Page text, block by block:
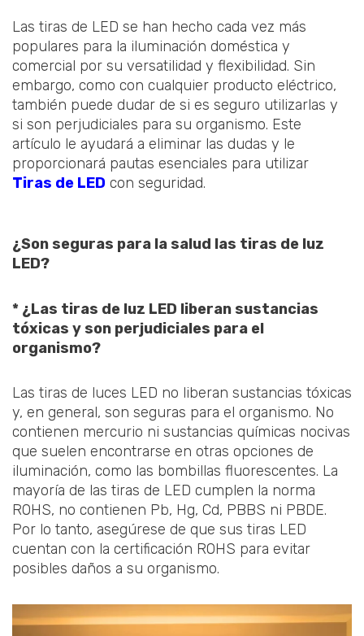
Las tiras de LED se han hecho cada vez más
populares para la iluminación doméstica y
comercial por su versatilidad y flexibilidad. Sin
embargo, como con cualquier producto eléctrico,
también puede dudar de si es seguro utilizarlas y
si son perjudiciales para su organismo. Este
artículo le ayudará a eliminar las dudas y le
proporcionará pautas esenciales para utilizar
Tiras de LED con seguridad.
¿Son seguras para la salud las tiras de luz
LED?
* ¿Las tiras de luz LED liberan sustancias
tóxicas y son perjudiciales para el
organismo?
Las tiras de luces LED no liberan sustancias tóxicas
y, en general, son seguras para el organismo. No
contienen mercurio ni sustancias químicas nocivas
que suelen encontrarse en otras opciones de
iluminación, como las bombillas fluorescentes. La
mayoría de las tiras de LED cumplen la norma
ROHS, no contienen Pb, Hg, Cd, PBBS ni PBDE.
Por lo tanto, asegúrese de que sus tiras LED
cuentan con la certificación ROHS para evitar
posibles daños a su organismo.